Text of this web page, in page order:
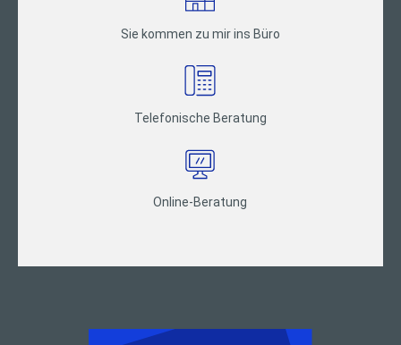
Sie kommen zu mir ins Büro
Telefonische Beratung
Online-Beratung